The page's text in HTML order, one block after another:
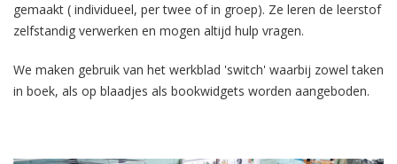
gemaakt ( individueel, per twee of in groep). Ze leren de leerstof
zelfstandig verwerken en mogen altijd hulp vragen.
We maken gebruik van het werkblad 'switch' waarbij zowel taken
in boek, als op blaadjes als bookwidgets worden aangeboden.